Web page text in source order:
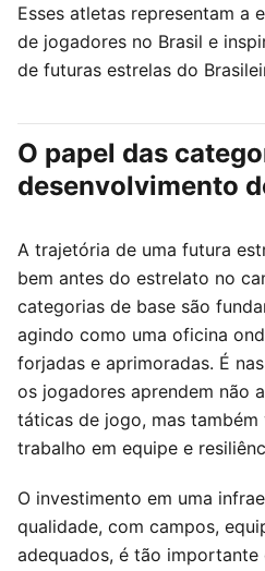
Esses atletas representam a
de jogadores no Brasil e
de futuras estrelas do
O papel das
desenvolvimento
A trajetória de uma futura
bem antes do estrelato no
categorias de base são
agindo como uma oficina
forjadas e aprimoradas. É
os jogadores aprendem não
táticas de jogo, mas
trabalho em equipe e
O investimento em uma
qualidade, com campos,
adequados, é tão